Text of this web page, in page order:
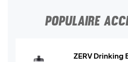
POPULAIRE
ZERV Drinking